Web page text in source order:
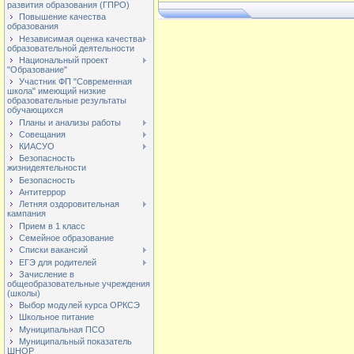
развития образования (ГПРО)
Повышение качества
образования
Независимая оценка качества
образовательной деятельности
Национальный проект
"Образование"
Участник ФП "Современная
школа" имеющий низкие
образовательные результаты
обучающихся
Планы и анализы работы
Совещания
КИАСУО
Безопасность
жизнидеятельности
Безопасность
Антитеррор
Летняя оздоровительная
кампания
Прием в 1 класс
Семейное образование
Списки вакансий
ЕГЭ для родителей
Зачисление в
общеобразовательные учреждения
(школы)
Выбор модулей курса ОРКСЭ
Школьное питание
Муниципальная ПСО
Муниципальный показатель
ШНОР